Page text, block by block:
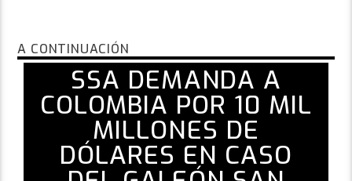
A CONTINUACIÓN
SSA DEMANDA A
COLOMBIA POR 10 MIL
MILLONES DE
DÓLARES EN CASO